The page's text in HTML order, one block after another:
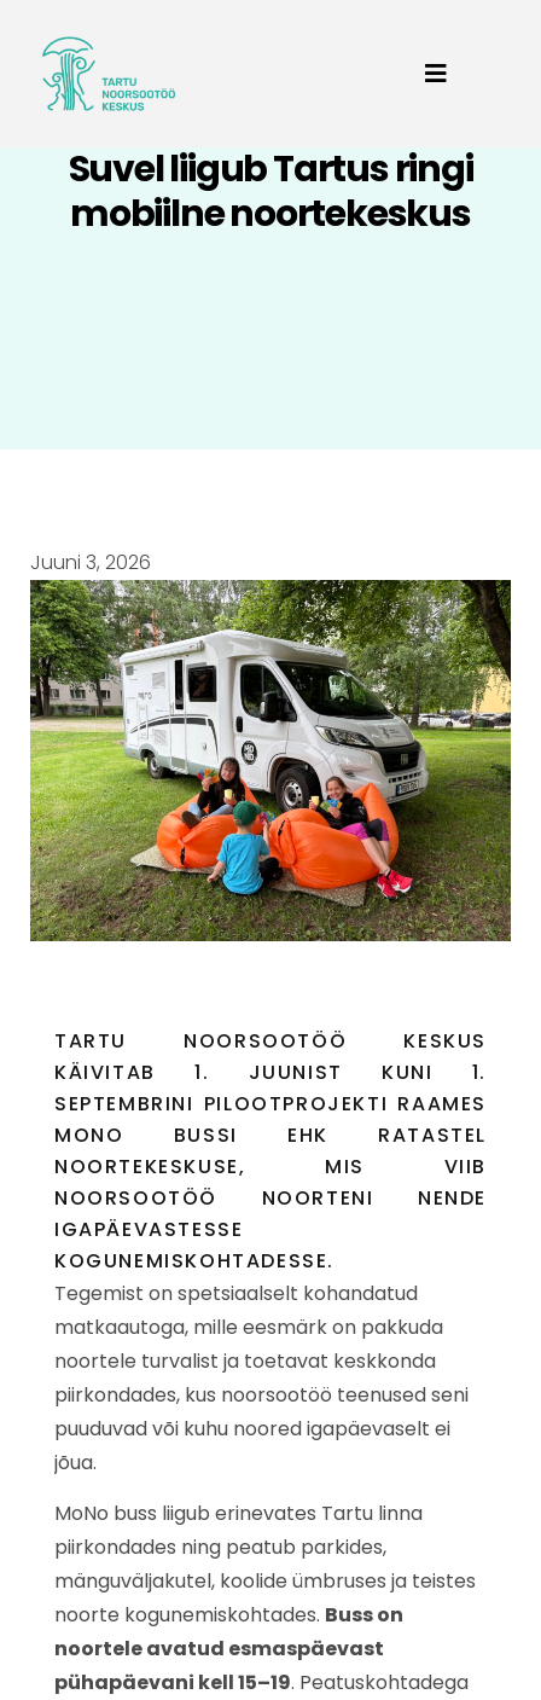
Suvel liigub Tartus ringi
mobiilne noortekeskus
Juuni 3, 2026
TARTU NOORSOOTÖÖ KESKUS
KÄIVITAB 1. JUUNIST KUNI 1.
SEPTEMBRINI PILOOTPROJEKTI RAAMES
MONO BUSSI EHK RATASTEL
NOORTEKESKUSE, MIS VIIB
NOORSOOTÖÖ NOORTENI NENDE
IGAPÄEVASTESSE
KOGUNEMISKOHTADESSE.
Tegemist on spetsiaalselt kohandatud
matkaautoga, mille eesmärk on pakkuda
noortele turvalist ja toetavat keskkonda
piirkondades, kus noorsootöö teenused seni
puuduvad või kuhu noored igapäevaselt ei
jõua.
MoNo buss liigub erinevates Tartu linna
piirkondades ning peatub parkides,
mänguväljakutel, koolide ümbruses ja teistes
noorte kogunemiskohtades. Buss on
noortele avatud esmaspäevast
pühapäevani kell 15–19. Peatuskohtadega